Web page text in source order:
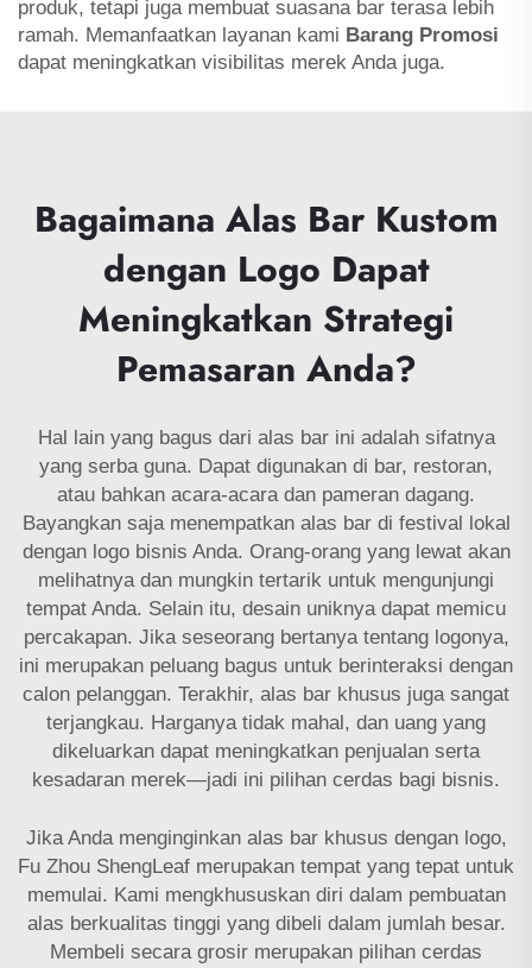
produk, tetapi juga membuat suasana bar terasa lebih
ramah. Memanfaatkan layanan kami Barang Promosi
dapat meningkatkan visibilitas merek Anda juga.
Bagaimana Alas Bar Kustom
dengan Logo Dapat
Meningkatkan Strategi
Pemasaran Anda?
Hal lain yang bagus dari alas bar ini adalah sifatnya
yang serba guna. Dapat digunakan di bar, restoran,
atau bahkan acara-acara dan pameran dagang.
Bayangkan saja menempatkan alas bar di festival lokal
dengan logo bisnis Anda. Orang-orang yang lewat akan
melihatnya dan mungkin tertarik untuk mengunjungi
tempat Anda. Selain itu, desain uniknya dapat memicu
percakapan. Jika seseorang bertanya tentang logonya,
ini merupakan peluang bagus untuk berinteraksi dengan
calon pelanggan. Terakhir, alas bar khusus juga sangat
terjangkau. Harganya tidak mahal, dan uang yang
dikeluarkan dapat meningkatkan penjualan serta
kesadaran merek—jadi ini pilihan cerdas bagi bisnis.
Jika Anda menginginkan alas bar khusus dengan logo,
Fu Zhou ShengLeaf merupakan tempat yang tepat untuk
memulai. Kami mengkhususkan diri dalam pembuatan
alas berkualitas tinggi yang dibeli dalam jumlah besar.
Membeli secara grosir merupakan pilihan cerdas